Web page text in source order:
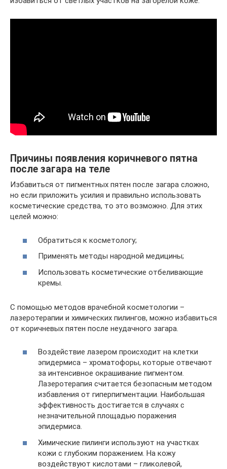
Причины появления коричневого пятна
после загара на теле
Избавиться от пигментных пятен после загара сложно,
но если приложить усилия и правильно использовать
косметические средства, то это возможно. Для этих
целей можно:
Обратиться к косметологу;
Применять методы народной медицины;
Использовать косметические отбеливающие
кремы.
С помощью методов врачебной косметологии –
лазеротерапии и химических пилингов, можно избавиться
от коричневых пятен после неудачного загара.
Воздействие лазером происходит на клетки
эпидермиса – хроматофоры, которые отвечают
за интенсивное окрашивание пигментом.
Лазеротерапия считается безопасным методом
избавления от гиперпигментации. Наибольшая
эффективность достигается в случаях с
незначительной площадью поражения
эпидермиса.
Химические пилинги используют на участках
кожи с глубоким поражением. На кожу
воздействуют кислотами – гликолевой,